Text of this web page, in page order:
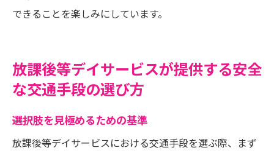
できることを楽しみにしています。
放課後等デイサービスが提供する安全
な交通手段の選び方
選択肢を見極めるための基準
放課後等デイサービスにおける交通手段を選ぶ際、まず